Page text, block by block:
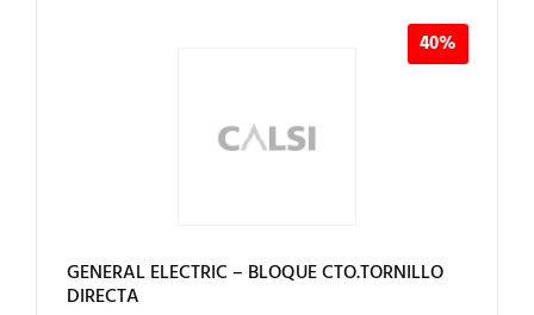
40%
GENERAL ELECTRIC – BLOQUE CTO.TORNILLO
DIRECTA